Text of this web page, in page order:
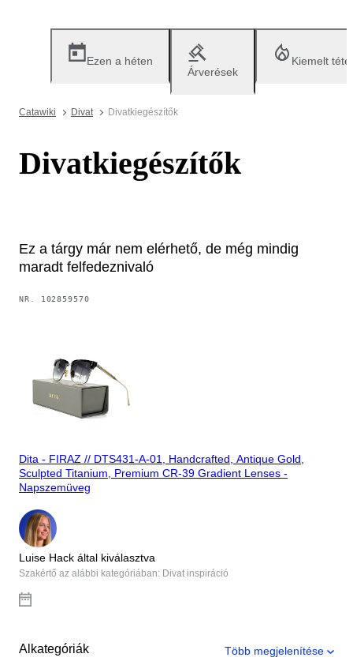
Ezen a héten
Árverések
Kiemelt
Catawiki Divat Divatkiegészítők
Divatkiegészítők
Ez a tárgy már nem elérhető, de még mindig
maradt felfedeznivaló
NR. 102859570
Dita - FIRAZ // DTS431-A-01, Handcrafted, Antique Gold,
Sculpted Titanium, Premium CR-39 Gradient Lenses -
Napszemüveg
Luise Hack által kiválasztva
Szakértő az alábbi kategóriában: Divat inspiráció
Alkategóriák Több megjelenítése